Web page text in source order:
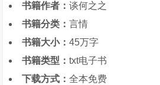
书籍作者：谈何之之
书籍分类：言情
书籍大小：45万字
书籍类型：txt电子书
下载方式：全本免费